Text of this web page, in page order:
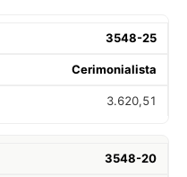
3548-25
Cerimonialista
3.620,51
3548-20